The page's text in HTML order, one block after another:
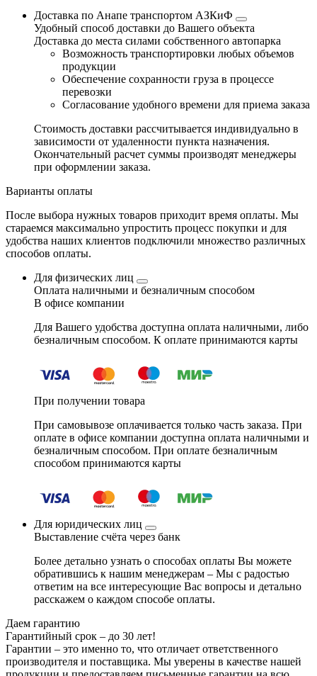
Доставка по Анапе транспортом АЗКиФ
Удобный способ доставки до Вашего объекта
Доставка до места силами собственного автопарка
Возможность транспортировки любых объемов
продукции
Обеспечение сохранности груза в процессе
перевозки
Согласование удобного времени для приема заказа
Стоимость доставки рассчитывается индивидуально в
зависимости от удаленности пункта назначения.
Окончательный расчет суммы производят менеджеры
при оформлении заказа.
Варианты оплаты
После выбора нужных товаров приходит время оплаты. Мы
стараемся максимально упростить процесс покупки и для
удобства наших клиентов подключили множество различных
способов оплаты.
Для физических лиц
Оплата наличными и безналичным способом
В офисе компании
Для Вашего удобства доступна оплата наличными, либо
безналичным способом. К оплате принимаются карты
При получении товара
При самовывозе оплачивается только часть заказа. При
оплате в офисе компании доступна оплата наличными и
безналичным способом. При оплате безналичным
способом принимаются карты
Для юридических лиц
Выставление счёта через банк
Более детально узнать о способах оплаты Вы можете
обратившись к нашим менеджерам – Мы с радостью
ответим на все интересующие Вас вопросы и детально
расскажем о каждом способе оплаты.
Даем гарантию
Гарантийный срок – до 30 лет!
Гарантии – это именно то, что отличает ответственного
производителя и поставщика. Мы уверены в качестве нашей